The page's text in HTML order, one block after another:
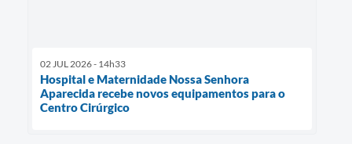
02 JUL 2026 - 14h33
Hospital e Maternidade Nossa Senhora
Aparecida recebe novos equipamentos para o
Centro Cirúrgico